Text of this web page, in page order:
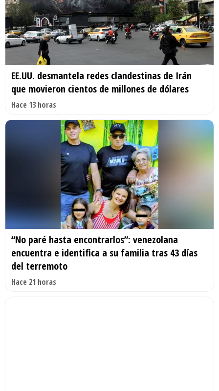
EE.UU. desmantela redes clandestinas de Irán
que movieron cientos de millones de dólares
Hace 13 horas
“No paré hasta encontrarlos”: venezolana
encuentra e identifica a su familia tras 43 días
del terremoto
Hace 21 horas